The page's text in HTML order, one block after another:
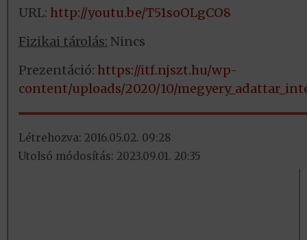
URL: http://youtu.be/T51soOLgCO8
Fizikai tárolás: Nincs
Prezentáció: https://itf.njszt.hu/wp-
content/uploads/2020/10/
Létrehozva: 2016.05.02. 09:28
Utolsó módosítás: 2023.09.01. 20:35